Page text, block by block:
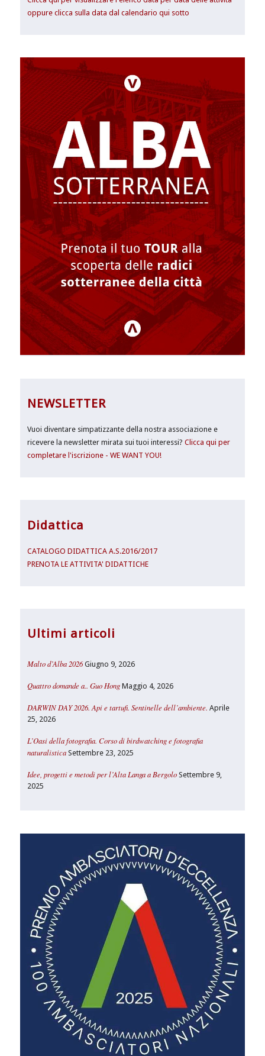
oppure clicca sulla data dal calendario qui sotto
NEWSLETTER
Vuoi diventare simpatizzante della nostra associazione e
ricevere la newsletter mirata sui tuoi interessi?Clicca qui per
completare l'iscrizione - WE WANT YOU!
Didattica
CATALOGO DIDATTICA A.S.2016/2017
PRENOTA LE ATTIVITA' DIDATTICHE
Ultimi articoli
Malto d’Alba 2026 Giugno 9, 2026
Quattro domande a.. Guo Hong Maggio 4, 2026
DARWIN DAY 2026. Api e tartufi. Sentinelle dell’ambiente. Aprile
25, 2026
L’Oasi della fotografia. Corso di birdwatching e fotografia
naturalistica Settembre 23, 2025
Idee, progetti e metodi per l’Alta Langa a Bergolo Settembre 9,
2025